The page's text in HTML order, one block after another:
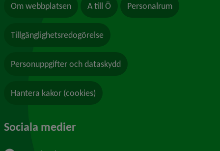
Om webbplatsen A till Ö Personalrum
Tillgänglighetsredogörelse
Personuppgifter och dataskydd
Hantera kakor (cookies)
Sociala medier